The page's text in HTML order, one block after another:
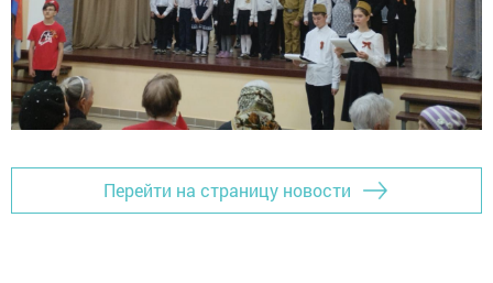
Перейти на страницу новости